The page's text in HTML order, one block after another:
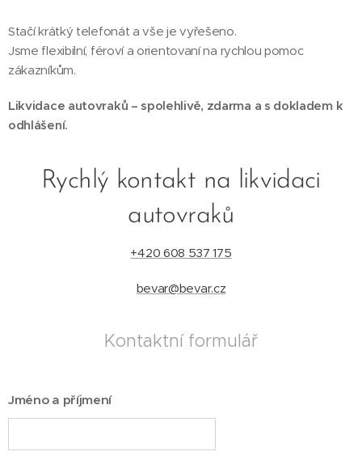
Stačí krátký telefonát a vše je vyřešeno.
Jsme flexibilní, féroví a orientovaní na rychlou pomoc
zákazníkům.
Likvidace autovraků – spolehlivě, zdarma a s dokladem k
odhlášení.
Rychlý kontakt na likvidaci
autovraků
+420 608 537 175
bevar@bevar.cz
Kontaktní formulář
Jméno a příjmení